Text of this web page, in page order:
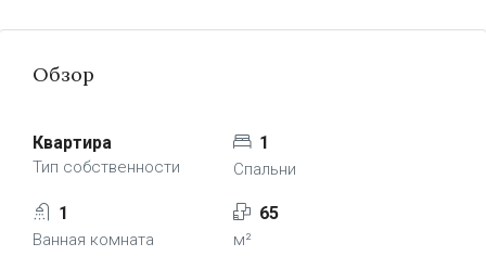
Обзор
Квартира
Тип собственности
1
Спальни
1
Ванная комната
65
м²